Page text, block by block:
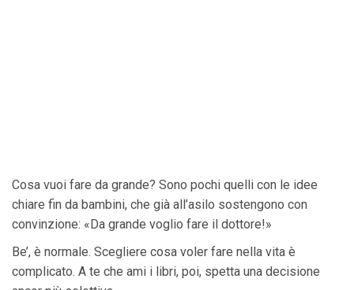
Cosa vuoi fare da grande? Sono pochi quelli con le idee
chiare fin da bambini, che già all’asilo sostengono con
convinzione: «Da grande voglio fare il dottore!»
Be’, è normale. Scegliere cosa voler fare nella vita è
complicato. A te che ami i libri, poi, spetta una decisione